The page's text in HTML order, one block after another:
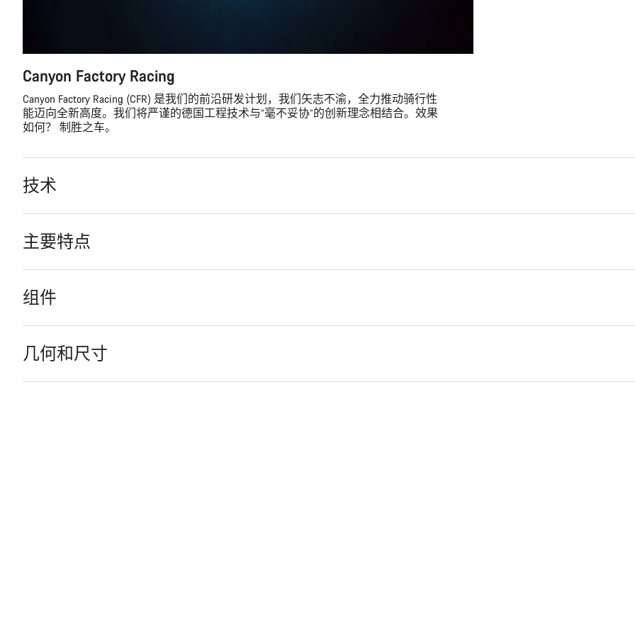
Canyon Factory Racing
Canyon Factory Racing (CFR) 是我们的前沿研发计划，我们矢志不渝，全力推动骑行性
能迈向全新高度。我们将严谨的德国工程技术与“毫不妥协”的创新理念相结合。效果
如何？ 制胜之车。
技术
主要特点
组件
几何和尺寸